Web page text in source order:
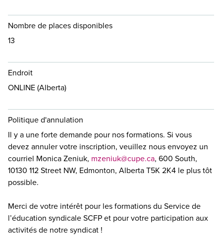
Nombre de places disponibles
13
Endroit
ONLINE (Alberta)
Politique d'annulation
Il y a une forte demande pour nos formations. Si vous
devez annuler votre inscription, veuillez nous envoyez un
courriel Monica Zeniuk, mzeniuk@cupe.ca, 600 South,
10130 112 Street NW, Edmonton, Alberta T5K 2K4 le plus tôt
possible.
Merci de votre intérêt pour les formations du Service de
l’éducation syndicale SCFP et pour votre participation aux
activités de notre syndicat !